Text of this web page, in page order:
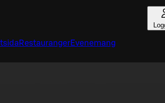
RestaurangerEvenemang